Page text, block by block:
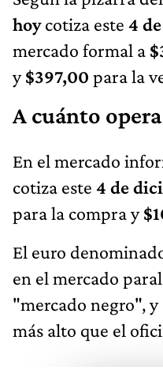
hoycotiza este 4
mercado formal a
y$397,00 para la
A cuánto
En el mercado
cotiza este 4 de
para la compra y
El euro
en el mercado
"mercado negro",
más alto que el